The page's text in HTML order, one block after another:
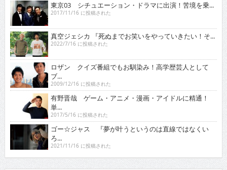
東京03 シチュエーション・ドラマに出演！苦境を乗...
2017/11/16 に投稿された
真空ジェシカ 『死ぬまでお笑いをやっていきたい！そ...
2022/7/16 に投稿された
ロザン クイズ番組でもお馴染み！高学歴芸人として
ブ...
2009/12/16 に投稿された
有野晋哉 ゲーム・アニメ・漫画・アイドルに精通！
単...
2017/5/16 に投稿された
ゴー☆ジャス 『夢が叶うというのは直線ではなくい
ろ...
2021/11/16 に投稿された